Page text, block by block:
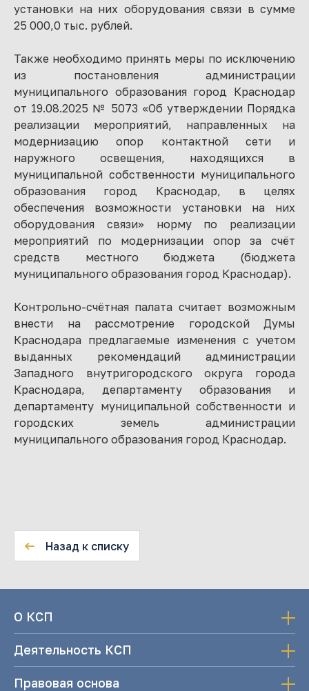
установки на них оборудования связи в сумме
25 000,0 тыс. рублей.
Также необходимо принять меры по исключению
из постановления администрации
муниципального образования город Краснодар
от 19.08.2025 № 5073 «Об утверждении Порядка
реализации мероприятий, направленных на
модернизацию опор контактной сети и
наружного освещения, находящихся в
муниципальной собственности муниципального
образования город Краснодар, в целях
обеспечения возможности установки на них
оборудования связи» норму по реализации
мероприятий по модернизации опор за счёт
средств местного бюджета (бюджета
муниципального образования город Краснодар).
Контрольно-счётная палата считает возможным
внести на рассмотрение городской Думы
Краснодара предлагаемые изменения с учетом
выданных рекомендаций администрации
Западного внутригородского округа города
Краснодара, департаменту образования и
департаменту муниципальной собственности и
городских земель администрации
муниципального образования город Краснодар.
Назад к списку
О КСП
Деятельность КСП
Правовая основа